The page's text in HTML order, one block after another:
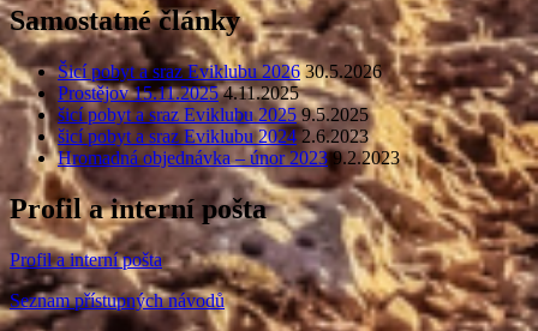
Samostatné články
Šicí pobyt a sraz Eviklubu 2026 30.5.2026
Prostějov 15.11.2025 4.11.2025
šicí pobyt a sraz Eviklubu 2025 9.5.2025
šicí pobyt a sraz Eviklubu 2024 2.6.2023
Hromadná objednávka – únor 2023 9.2.2023
Profil a interní pošta
Profil a interní pošta
Seznam přístupných návodů